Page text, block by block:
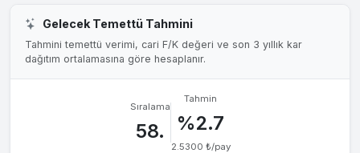
Gelecek Temettü Tahmini
Tahmini temettü verimi, cari F/K değeri ve son 3 yıllık kar
dağıtım ortalamasına göre hesaplanır.
Sıralama
58.
Tahmin
%2.7
2.5300 ₺/pay